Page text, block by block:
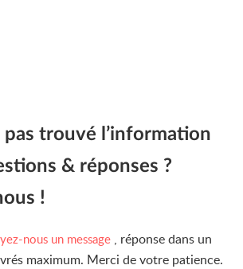
pas trouvé l’information
& réponses ?
!
nous un message , réponse dans un
maximum. Merci de votre patience.